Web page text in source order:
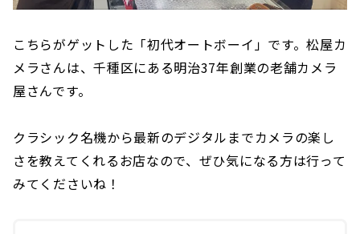
こちらがゲットした「初代オートボーイ」です。松屋カ
メラさんは、千種区にある明治37年創業の老舗カメラ
屋さんです。
クラシック名機から最新のデジタルまでカメラの楽し
さを教えてくれるお店なので、ぜひ気になる方は行って
みてくださいね！